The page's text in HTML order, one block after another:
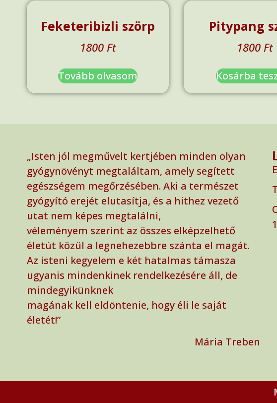
Feketeribizli szörp
1800 Ft
Tovább olvasom
Pitypang
1800 Ft
Kosárba
„Isten jól megművelt kertjében minden olyan
gyógynövényt megtaláltam, amely segített
egészségem megőrzésében. Aki a természet
gyógyító erejét elutasítja, és a hithez vezető
utat nem képes megtalálni,
véleményem szerint az összes elképzelhető
életút közül a legnehezebbre szánta el magát.
Az isteni kegyelem e két hatalmas támasza
ugyanis mindenkinek rendelkezésére áll, de
mindegyikünknek
magának kell eldöntenie, hogy éli le saját
életét!”
Mária Treben